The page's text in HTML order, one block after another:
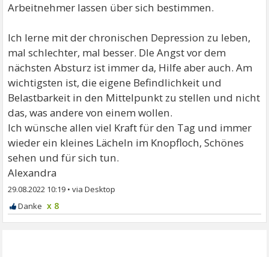
Arbeitnehmer lassen über sich bestimmen.
Ich lerne mit der chronischen Depression zu leben,
mal schlechter, mal besser. DIe Angst vor dem
nächsten Absturz ist immer da, Hilfe aber auch. Am
wichtigsten ist, die eigene Befindlichkeit und
Belastbarkeit in den Mittelpunkt zu stellen und nicht
das, was andere von einem wollen.
Ich wünsche allen viel Kraft für den Tag und immer
wieder ein kleines Lächeln im Knopfloch, Schönes
sehen und für sich tun.
Alexandra
29.08.2022 10:19 •
x 8